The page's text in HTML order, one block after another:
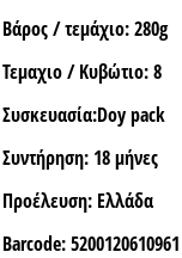
Βάρος / τεμάχιο:280g
Τεμαχιο / Κυβώτιο:8
Συσκευασία:Doy pack
Συντήρηση: 18 μήνες
Προέλευση: Ελλάδα
Barcode:5200120610961